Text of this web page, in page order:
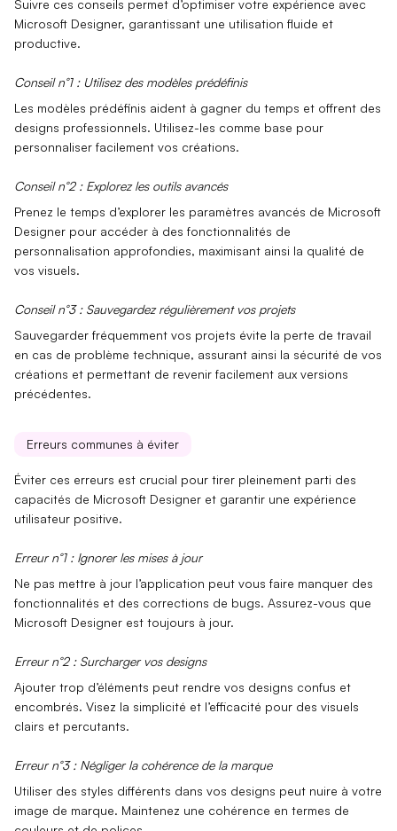
Suivre ces conseils permet d’optimiser votre expérience avec
Microsoft Designer, garantissant une utilisation fluide et
productive.
Conseil n°1 : Utilisez des modèles prédéfinis
Les modèles prédéfinis aident à gagner du temps et offrent des
designs professionnels. Utilisez-les comme base pour
personnaliser facilement vos créations.
Conseil n°2 : Explorez les outils avancés
Prenez le temps d’explorer les paramètres avancés de Microsoft
Designer pour accéder à des fonctionnalités de
personnalisation approfondies, maximisant ainsi la qualité de
vos visuels.
Conseil n°3 : Sauvegardez régulièrement vos projets
Sauvegarder fréquemment vos projets évite la perte de travail
en cas de problème technique, assurant ainsi la sécurité de vos
créations et permettant de revenir facilement aux versions
précédentes.
Erreurs communes à éviter
Éviter ces erreurs est crucial pour tirer pleinement parti des
capacités de Microsoft Designer et garantir une expérience
utilisateur positive.
Erreur n°1 : Ignorer les mises à jour
Ne pas mettre à jour l’application peut vous faire manquer des
fonctionnalités et des corrections de bugs. Assurez-vous que
Microsoft Designer est toujours à jour.
Erreur n°2 : Surcharger vos designs
Ajouter trop d’éléments peut rendre vos designs confus et
encombrés. Visez la simplicité et l’efficacité pour des visuels
clairs et percutants.
Erreur n°3 : Négliger la cohérence de la marque
Utiliser des styles différents dans vos designs peut nuire à votre
image de marque. Maintenez une cohérence en termes de